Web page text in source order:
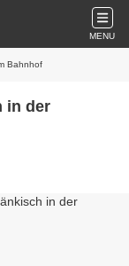
MENU
Bahnhof
in der